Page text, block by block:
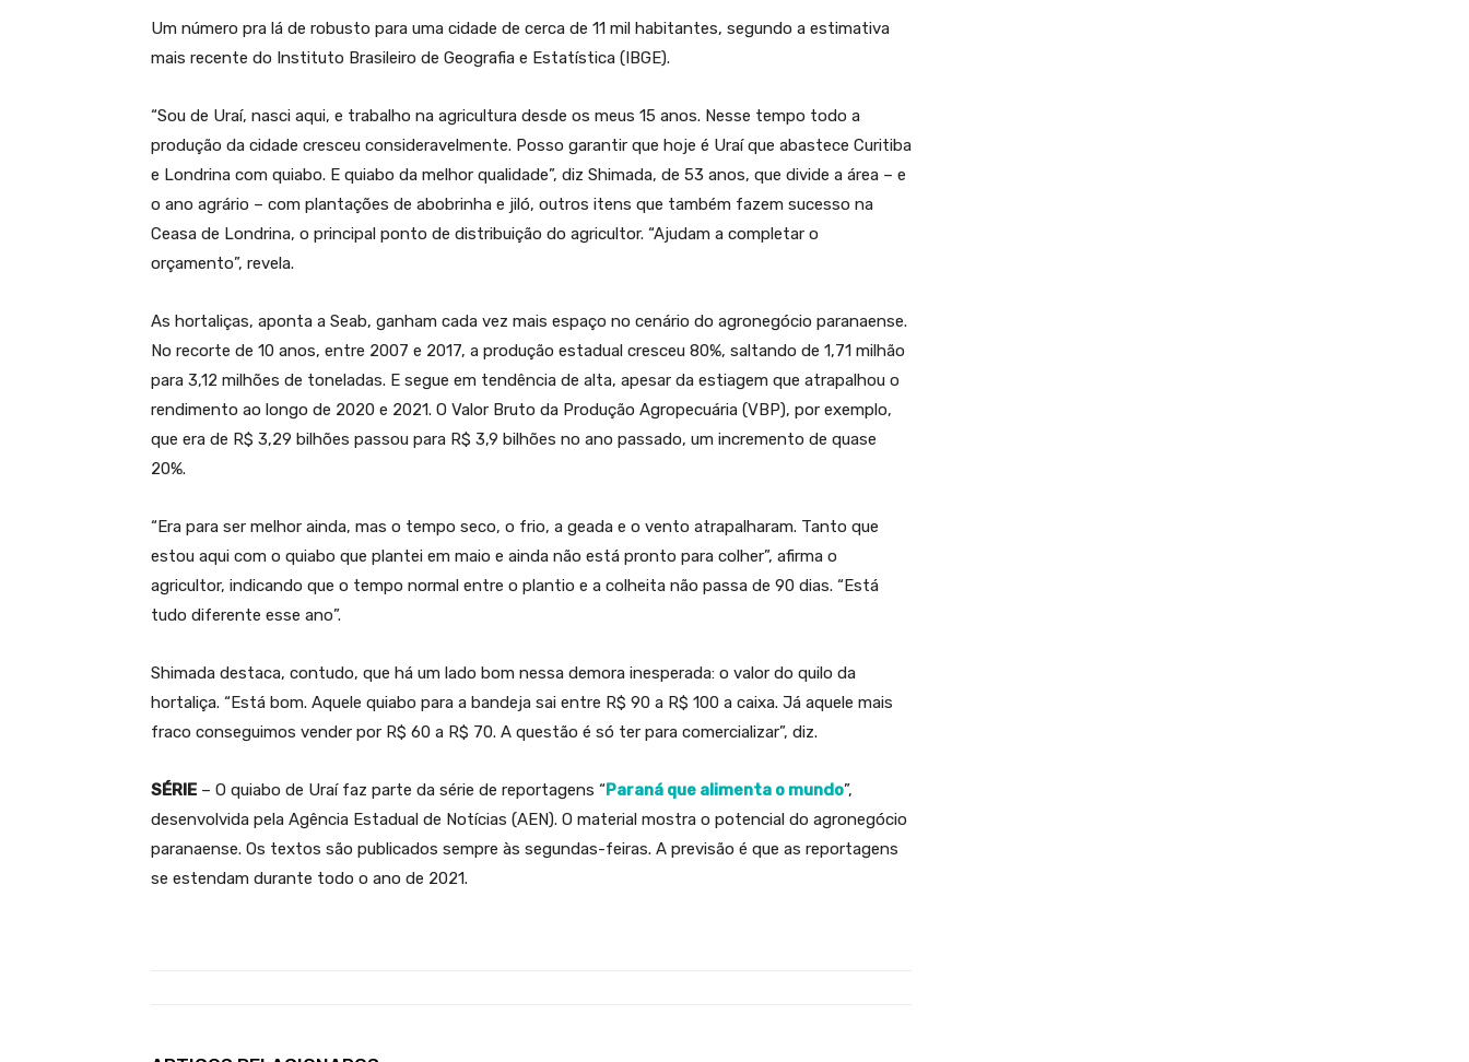
Um número pra lá de robusto para uma cidade de cerca de 11 mil habitantes, segundo a estimativa
mais recente do Instituto Brasileiro de Geografia e Estatística (IBGE).
“Sou de Uraí, nasci aqui, e trabalho na agricultura desde os meus 15 anos. Nesse tempo todo a
produção da cidade cresceu consideravelmente. Posso garantir que hoje é Uraí que abastece Curitiba
e Londrina com quiabo. E quiabo da melhor qualidade”, diz Shimada, de 53 anos, que divide a área – e
o ano agrário – com plantações de abobrinha e jiló, outros itens que também fazem sucesso na
Ceasa de Londrina, o principal ponto de distribuição do agricultor. “Ajudam a completar o
orçamento”, revela.
As hortaliças, aponta a Seab, ganham cada vez mais espaço no cenário do agronegócio paranaense.
No recorte de 10 anos, entre 2007 e 2017, a produção estadual cresceu 80%, saltando de 1,71 milhão
para 3,12 milhões de toneladas. E segue em tendência de alta, apesar da estiagem que atrapalhou o
rendimento ao longo de 2020 e 2021. O Valor Bruto da Produção Agropecuária (VBP), por exemplo,
que era de R$ 3,29 bilhões passou para R$ 3,9 bilhões no ano passado, um incremento de quase
20%.
“Era para ser melhor ainda, mas o tempo seco, o frio, a geada e o vento atrapalharam. Tanto que
estou aqui com o quiabo que plantei em maio e ainda não está pronto para colher”, afirma o
agricultor, indicando que o tempo normal entre o plantio e a colheita não passa de 90 dias. “Está
tudo diferente esse ano”.
Shimada destaca, contudo, que há um lado bom nessa demora inesperada: o valor do quilo da
hortaliça. “Está bom. Aquele quiabo para a bandeja sai entre R$ 90 a R$ 100 a caixa. Já aquele mais
fraco conseguimos vender por R$ 60 a R$ 70. A questão é só ter para comercializar”, diz.
SÉRIE– O quiabo de Uraí faz parte da série de reportagens “Paraná que alimenta o mundo”,
desenvolvida pela Agência Estadual de Notícias (AEN). O material mostra o potencial do agronegócio
paranaense. Os textos são publicados sempre às segundas-feiras. A previsão é que as reportagens
se estendam durante todo o ano de 2021.